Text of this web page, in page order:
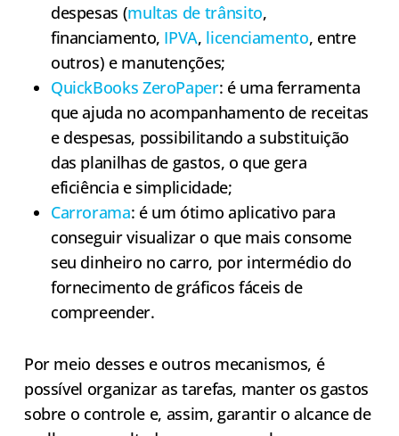
despesas (multas de trânsito,
financiamento, IPVA, licenciamento, entre
outros) e manutenções;
QuickBooks ZeroPaper: é uma ferramenta
que ajuda no acompanhamento de receitas
e despesas, possibilitando a substituição
das planilhas de gastos, o que gera
eficiência e simplicidade;
Carrorama: é um ótimo aplicativo para
conseguir visualizar o que mais consome
seu dinheiro no carro, por intermédio do
fornecimento de gráficos fáceis de
compreender.
Por meio desses e outros mecanismos, é
possível organizar as tarefas, manter os gastos
sobre o controle e, assim, garantir o alcance de